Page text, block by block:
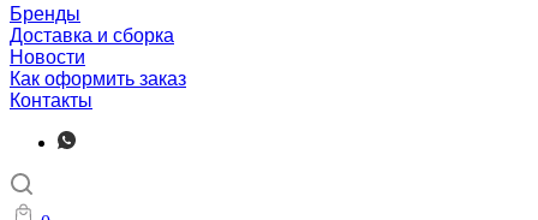
Бренды
Доставка и сборка
Новости
Как оформить заказ
Контакты